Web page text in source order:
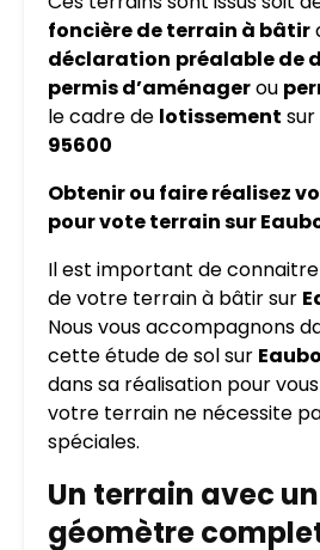
foncière de terrain à bâtir
déclaration préalable de
permis d’aménagerou
le cadre de lotissement sur
95600
Obtenir ou faire réalisez
pour vote terrain sur
Il est important de
de votre terrain à bâtir sur
Nous vous accompagnons
cette étude de sol sur
dans sa réalisation pour
votre terrain ne nécessite
spéciales.
Un terrain avec
géomètre